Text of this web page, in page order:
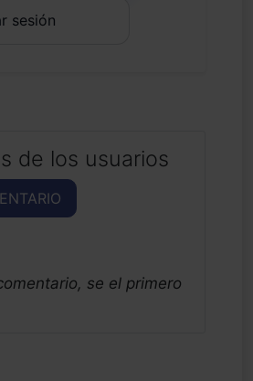
sesión
de los usuarios
se el primero